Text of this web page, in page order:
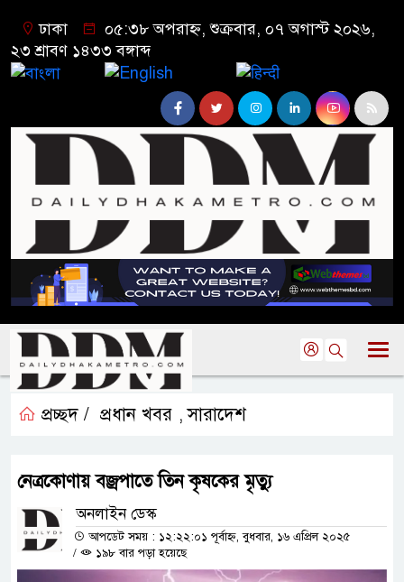
ঢাকা
০৫:৩৮ অপরাহ্ন, শুক্রবার, ০৭ অগাস্ট ২০২৬,
২৩ শ্রাবণ ১৪৩৩ বঙ্গাব্দ
প্রচ্ছদ / প্রধান খবর ,সারাদেশ
নেত্রকোণায় বজ্রপাতে তিন কৃষকের মৃত্যু
অনলাইন ডেস্ক
আপডেট সময় : ১২:২২:০১ পূর্বাহ্ন, বুধবার, ১৬ এপ্রিল ২০২৫
/
১৯৮ বার পড়া হয়েছে